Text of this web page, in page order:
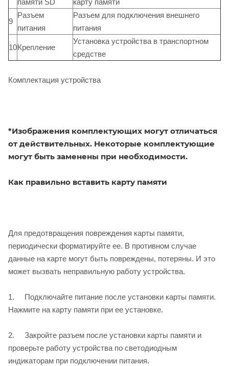
9
Разъем
питания
Разъем для подключения внешнего
питания
10Крепление
Установка устройства в транспортном
средстве
Комплектация устройства
*Изображения комплектующих могут отличаться
от действительных. Некоторые комплектующие
могут быть заменены при необходимости.
Как правильно вставить карту памяти
Для предотвращения повреждения карты памяти,
периодически форматируйте ее. В противном случае
данные на карте могут быть повреждены, потеряны. И это
может вызвать неправильную работу устройства.
1. Подключайте питание после установки карты памяти.
Нажмите на карту памяти при ее установке.
2. Закройте разъем после установки карты памяти и
проверьте работу устройства по светодиодным
индикаторам при подключении питания.